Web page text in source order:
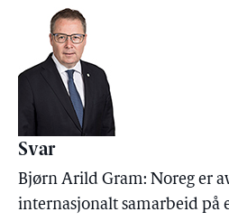
Svar
Bjørn Arild Gram: Noreg er
internasjonalt samarbeid på